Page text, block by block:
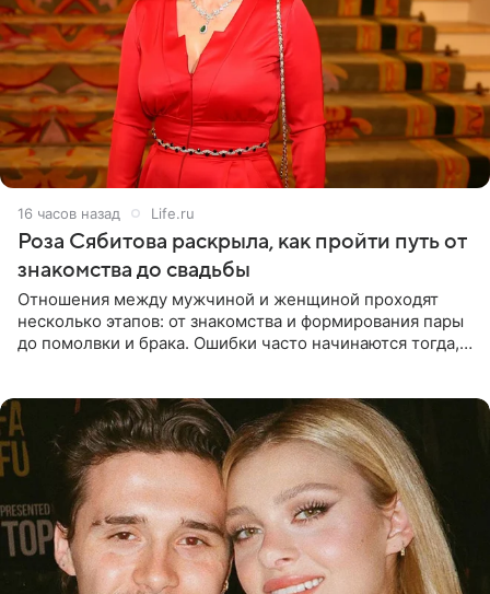
16 часов назад Life.ru
Роза Сябитова раскрыла, как пройти путь от
знакомства до свадьбы
Отношения между мужчиной и женщиной проходят
несколько этапов: от знакомства и формирования пары
до помолвки и брака. Ошибки часто начинаются тогда,